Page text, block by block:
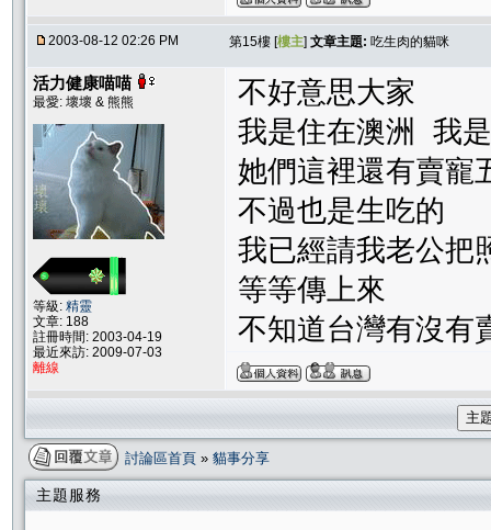
2003-08-12 02:26 PM 第15樓 [樓主] 文章主題: 吃生肉的貓咪
活力健康喵喵
最愛: 壞壞 & 熊熊
等級: 精靈
文章: 188
註冊時間: 2003-04-19
最近來訪: 2009-07-03
離線
不好意思大家
我是住在澳洲 我
她們這裡還有賣寵
不過也是生吃的
我已經請我老公把
等等傳上來
不知道台灣有沒有
主
討論區首頁 » 貓事分享
主題服務